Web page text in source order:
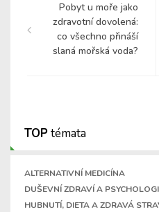
Pobyt u moře jako
zdravotní dovolená:
co všechno přináší
slaná mořská voda?
TOPtémata
ALTERNATIVNÍ MEDICÍNA
DUŠEVNÍ ZDRAVÍ A
HUBNUTÍ, DIETA A ZDRAVÁ